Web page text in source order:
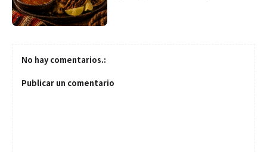
No hay comentarios.:
Publicar un comentario